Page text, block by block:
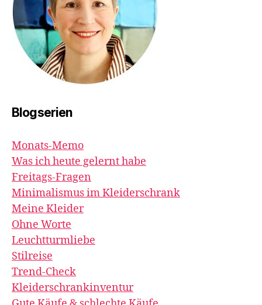
Blogserien
Monats-Memo
Was ich heute gelernt habe
Freitags-Fragen
Minimalismus im Kleiderschrank
Meine Kleider
Ohne Worte
Leuchtturmliebe
Stilreise
Trend-Check
Kleiderschrankinventur